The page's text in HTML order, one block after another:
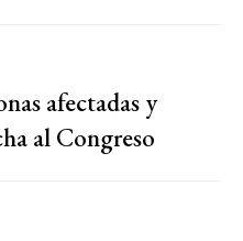
afectadas y
al Congreso